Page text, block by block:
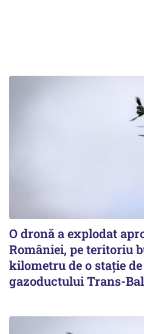
O dronă a explodat
României, pe teritoriu
kilometru de o stație
gazoductului Trans-